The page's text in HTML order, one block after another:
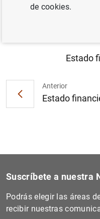
Anterior
Estado
Estado
Suscríbete a nuestra
Podrás elegir las áreas
recibir nuestras
de cookies.